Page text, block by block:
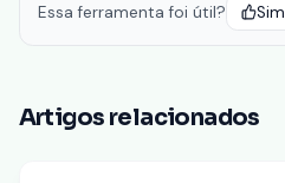
Essa ferramenta foi útil? Sim
Artigos relacionados